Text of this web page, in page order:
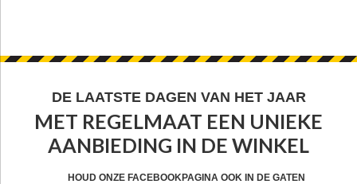
FOOTER
WIDGET
HEADER
DE LAATSTE DAGEN VAN HET JAAR
MET REGELMAAT EEN UNIEKE
AANBIEDING IN DE WINKEL
HOUD ONZE FACEBOOKPAGINA OOK IN DE GATEN